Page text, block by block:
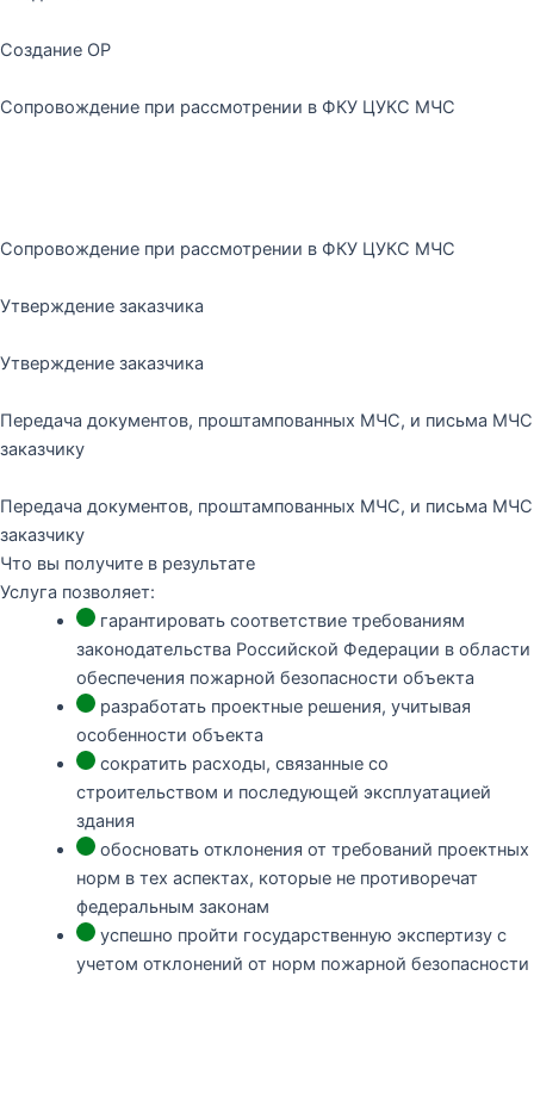
Создание ОР
Сопровождение при рассмотрении в ФКУ ЦУКС МЧС
Сопровождение при рассмотрении в ФКУ ЦУКС МЧС
Утверждение заказчика
Утверждение заказчика
Передача документов, проштампованных МЧС, и письма МЧС
заказчику
Передача документов, проштампованных МЧС, и письма МЧС
заказчику
Что вы получите в результате
Услуга позволяет:
гарантировать соответствие требованиям
законодательства Российской Федерации в области
обеспечения пожарной безопасности объекта
разработать проектные решения, учитывая
особенности объекта
сократить расходы, связанные со
строительством и последующей эксплуатацией
здания
обосновать отклонения от требований проектных
норм в тех аспектах, которые не противоречат
федеральным законам
успешно пройти государственную экспертизу с
учетом отклонений от норм пожарной безопасности